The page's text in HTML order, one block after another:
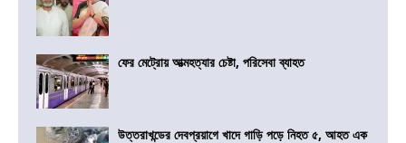
ফের মেট্রোয় আত্মহত্যার চেষ্টা, পরিসেবা ব্যাহত
উত্তরাখন্ডের দেবপ্রয়াগে খাদে গাড়ি পড়ে নিহত ৫, আহত এক